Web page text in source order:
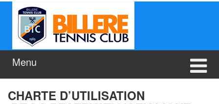
principal
Menu
CHARTE D’UTILISATION